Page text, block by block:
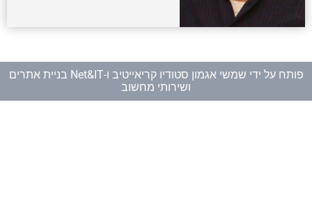
פותח על ידי שמשי אגמון סטודיו קריאייטיב ו-
Net&IT בניית אתרים
ושירותי מחשוב